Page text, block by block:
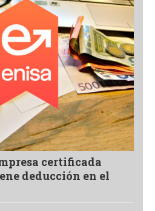
certificada
deducción en el